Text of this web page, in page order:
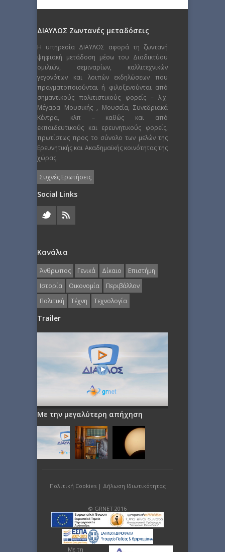
ΔΙΑΥΛΟΣ Ζωντανές μεταδόσεις
Η υπηρεσία ΔΙΑΥΛΟΣ αφορά τη ζωντανή
ψηφιακή μετάδοση μέσω του Διαδικτύου
ομιλιών, σεμιναρίων, καλλιτεχνικών
γεγονότων και λοιπών εκδηλώσεων που
πραγματοποιούνται ή φιλοξενούνται από
σημαντικούς πολιτιστικούς φορείς – λ.χ.
Μέγαρα Μουσικής , Μουσεία, Συνεδριακά
Κέντρα, κλπ – καθώς και από
εκπαιδευτικούς και ερευνητικούς φορείς,
πρωτίστως προς το σύνολο των μελών της
Ερευνητικής και Ακαδημαϊκής κοινότητας της
χώρας.
Συχνές Ερωτήσεις
Social Links
Κανάλια
Άνθρωπος Γενικά Δίκαιο
Επιστήμη
Ιστορία
Οικονομία
Περιβάλλον
Πολιτική
Τέχνη Τεχνολογία
Trailer
Με την μεγαλύτερη απήχηση
Πολιτική Cookies| Δήλωση Ιδιωτικότητας
© GRNET 2016
Με τη